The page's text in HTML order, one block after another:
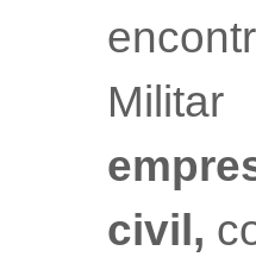
civil,